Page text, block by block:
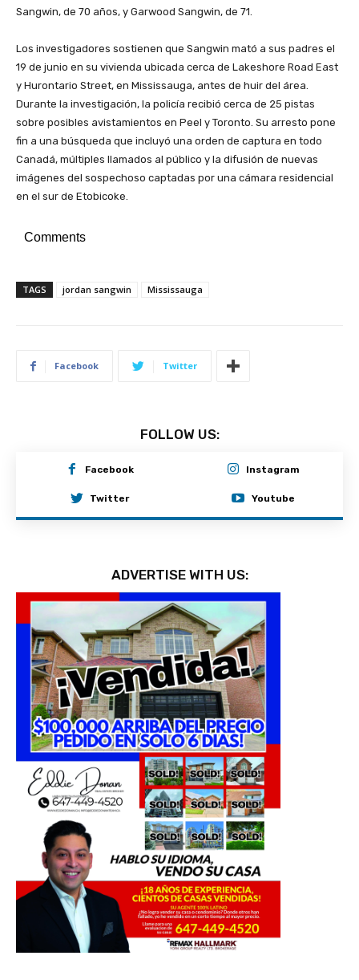
Sangwin, de 70 años, y Garwood Sangwin, de 71.
Los investigadores sostienen que Sangwin mató a sus padres el
19 de junio en su vivienda ubicada cerca de Lakeshore Road East
y Hurontario Street, en Mississauga, antes de huir del área.
Durante la investigación, la policía recibió cerca de 25 pistas
sobre posibles avistamientos en Peel y Toronto. Su arresto pone
fin a una búsqueda que incluyó una orden de captura en todo
Canadá, múltiples llamados al público y la difusión de nuevas
imágenes del sospechoso captadas por una cámara residencial
en el sur de Etobicoke.
Comments
TAGS jordan sangwin Mississauga
Facebook Twitter
FOLLOW US:
Facebook Instagram
Twitter Youtube
ADVERTISE WITH US: